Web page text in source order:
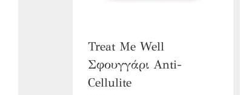
Treat Me Well
Σφουγγάρι Anti-
Cellulite